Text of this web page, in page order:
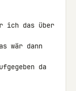
wär dann
da